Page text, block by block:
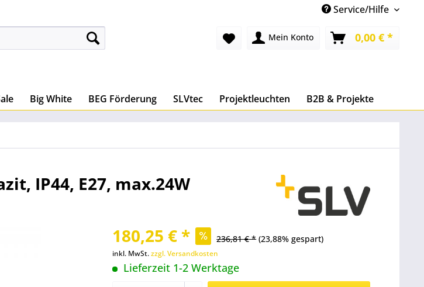
Service/Hilfe
Mein Konto 0,00 € *
Big White BEG Förderung SLVtec Projektleuchten B2B & Projekte
IP44, E27, max.24W
180,25 € * 236,81 € * (23,88% gespart)
inkl. MwSt.zzgl. Versandkosten
Lieferzeit 1-2 Werktage